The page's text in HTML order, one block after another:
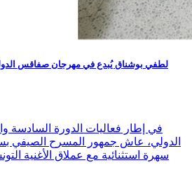
لطفي بوشناق يُبدع في مهرجان صفاقس
في إطار فعاليات الدورة السادسة
الدولي، عاش جمهور المسرح الصيفي
سهرة استثنائية مع عملاق الأغنية